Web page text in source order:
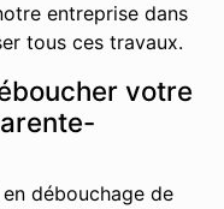
entreprise dans
tous ces travaux.
votre
débouchage de